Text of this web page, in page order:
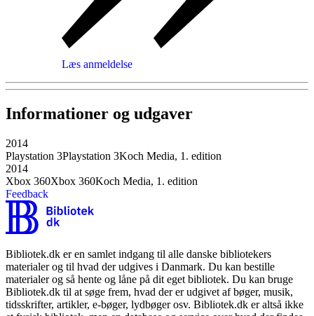
Læs anmeldelse
Informationer og udgaver
2014
Playstation 3Playstation 3Koch Media, 1. edition
2014
Xbox 360Xbox 360Koch Media, 1. edition
Feedback
Bibliotek.dk er en samlet indgang til alle danske bibliotekers
materialer og til hvad der udgives i Danmark. Du kan bestille
materialer og så hente og låne på dit eget bibliotek. Du kan bruge
Bibliotek.dk til at søge frem, hvad der er udgivet af bøger, musik,
tidsskrifter, artikler, e-bøger, lydbøger osv. Bibliotek.dk er altså ikke